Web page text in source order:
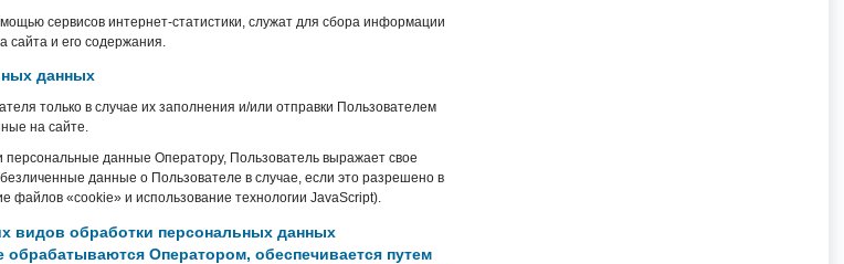
сервисов интернет-статистики, служат для сбора информации
сайта и его содержания.
данных
только в случае их заполнения и/или отправки Пользователем
на сайте.
данные Оператору, Пользователь выражает свое
данные о Пользователе в случае, если это разрешено в
файлов «cookie» и использование технологии JavaScript).
видов обработки персональных данных
Оператором, обеспечивается путем